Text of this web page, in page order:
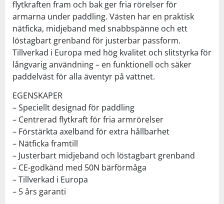
flytkraften fram och bak ger fria rörelser för
armarna under paddling. Västen har en praktisk
nätficka, midjeband med snabbspänne och ett
löstagbart grenband för justerbar passform.
Tillverkad i Europa med hög kvalitet och slitstyrka för
långvarig användning – en funktionell och säker
paddelväst för alla äventyr på vattnet.
EGENSKAPER
– Speciellt designad för paddling
– Centrerad flytkraft för fria armrörelser
– Förstärkta axelband för extra hållbarhet
– Nätficka framtill
– Justerbart midjeband och löstagbart grenband
– CE-godkänd med 50N bärförmåga
– Tillverkad i Europa
– 5 års garanti